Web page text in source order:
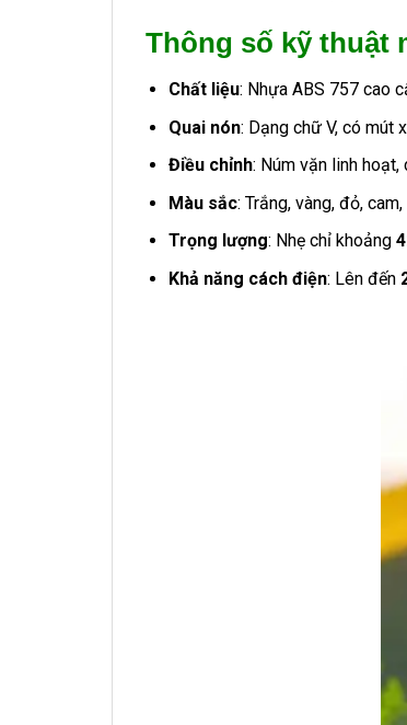
Thông số kỹ thuật
Chất liệu: Nhựa ABS 757 cao
Quai nón: Dạng chữ V, có mút
Điều chỉnh: Núm vặn linh
Màu sắc: Trắng, vàng, đỏ,
Trọng lượng: Nhẹ chỉ khoảng
Khả năng cách điện: Lên đến